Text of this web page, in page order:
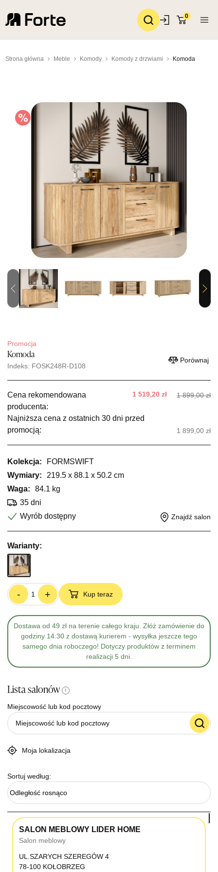
0
Strona główna Meble Komody Komody z drzwiami Komoda
Previous Next
Promocja
Komoda
Indeks: FOSK248R-D108
Porównaj
Cena rekomendowana
producenta:
1 519,20 zł 1 899,00 zł
Najniższa cena z ostatnich 30 dni przed
promocją:
1 899,00 zł
Kolekcja:
FORMSWIFT
Wymiary:
219.5 x 88.1 x 50.2 cm
Waga:
84.1 kg
35 dni
Wyrób dostępny
Znajdź salon
Warianty:
- + Kup teraz
Dostawa od 49 zł na terenie całego kraju. Złóż zamówienie do
godziny 14:30 z dostawą kurierem - wysyłka jeszcze tego
samego dnia roboczego! Dotyczy produktów z terminem
realizacji 5 dni.
Lista salonów i
Miejscowość lub kod pocztowy
Moja lokalizacja
Sortuj według:
Odległość rosnąco
SALON MEBLOWY LIDER HOME
Salon meblowy
UL.SZARYCH SZEREGÓW 4
78-100 KOŁOBRZEG